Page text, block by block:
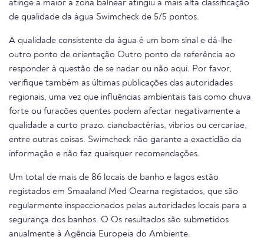
atinge a maior a zona balnear atingiu a mais alta classificação
de qualidade da água Swimcheck de 5/5 pontos.
A qualidade consistente da água é um bom sinal e dá-lhe
outro ponto de orientação Outro ponto de referência ao
responder à questão de se nadar ou não aqui. Por favor,
verifique também as últimas publicações das autoridades
regionais, uma vez que influências ambientais tais como chuva
forte ou furacões quentes podem afectar negativamente a
qualidade a curto prazo. cianobactérias, vibrios ou cercariae,
entre outras coisas. Swimcheck não garante a exactidão da
informação e não faz quaisquer recomendações.
Um total de mais de 86 locais de banho e lagos estão
registados em Smaaland Med Oearna registados, que são
regularmente inspeccionados pelas autoridades locais para a
segurança dos banhos. O Os resultados são submetidos
anualmente à Agência Europeia do Ambiente.